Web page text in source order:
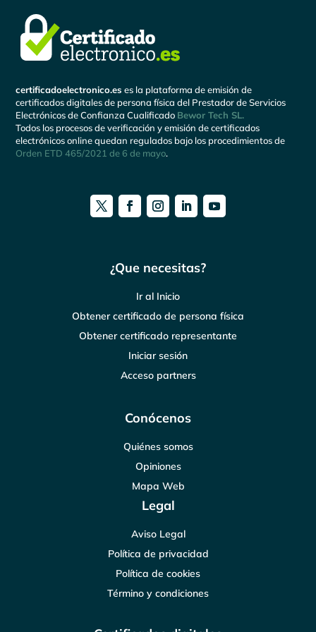
certificadoelectronico.es es la plataforma de emisión de
certificados digitales de persona física del Prestador de Servicios
Electrónicos de Confianza Cualificado Bewor Tech SL.
Todos los procesos de verificación y emisión de certificados
electrónicos online quedan regulados bajo los procedimientos de
Orden ETD 465/2021 de 6 de mayo.
¿Que necesitas?
Ir al Inicio
Obtener certificado de persona física
Obtener certificado representante
Iniciar sesión
Acceso partners
Conócenos
Quiénes somos
Opiniones
Mapa Web
Legal
Aviso Legal
Política de privacidad
Política de cookies
Término y condiciones